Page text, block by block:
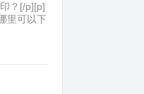
？[/p][p]
里可以下